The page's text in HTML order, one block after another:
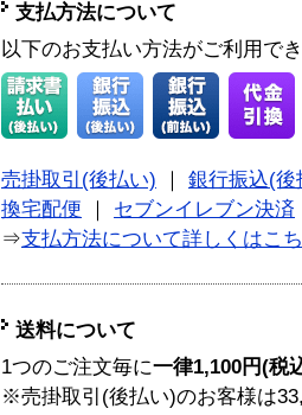
支払方法について
以下のお支払い方法がご利用で
売掛取引(後払い)
銀行振込(後
換宅配便
セブンイレブン決済
⇒支払方法について詳しくはこ
送料について
1つのご注文毎に一律1,100円(税
※売掛取引(後払い)のお客様は